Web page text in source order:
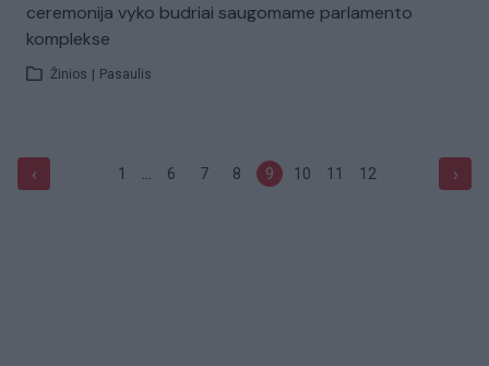
ceremonija vyko budriai saugomame parlamento
komplekse
Žinios Pasaulis
‹ 1 ... 6 7 8 9 10 11 12 ›